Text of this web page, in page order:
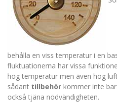
behålla en viss temperatur i en
fluktuationerna har vissa
hög temperatur men även hög
sådant tillbehör kommer inte
också tjäna nödvändigheten.